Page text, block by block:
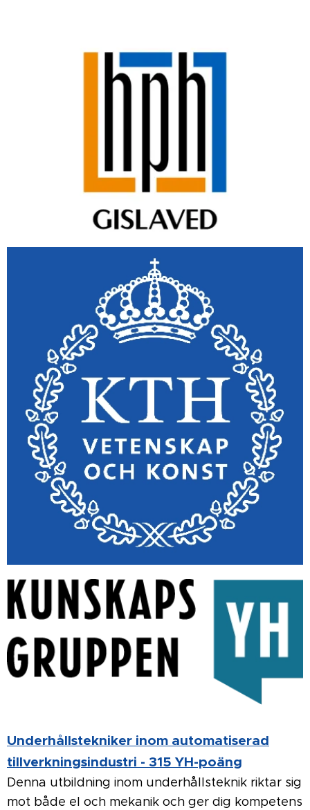
Underhållstekniker inom automatiserad
tillverkningsindustri - 315 YH-poäng
Denna utbildning inom underhållsteknik riktar sig
mot både el och mekanik och ger dig kompetens